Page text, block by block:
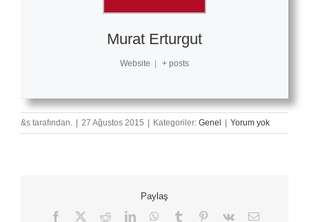
Murat Erturgut
Website | + posts
&s tarafından. | 27 Ağustos 2015 | Kategoriler: Genel | Yorum yok
Paylaş
Facebook RedditLinkedInWhatsApp
Tumblr Pinterest
Vk
E-